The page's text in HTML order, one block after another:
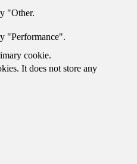
"Other.
"Performance".
cookie.
It does not store any